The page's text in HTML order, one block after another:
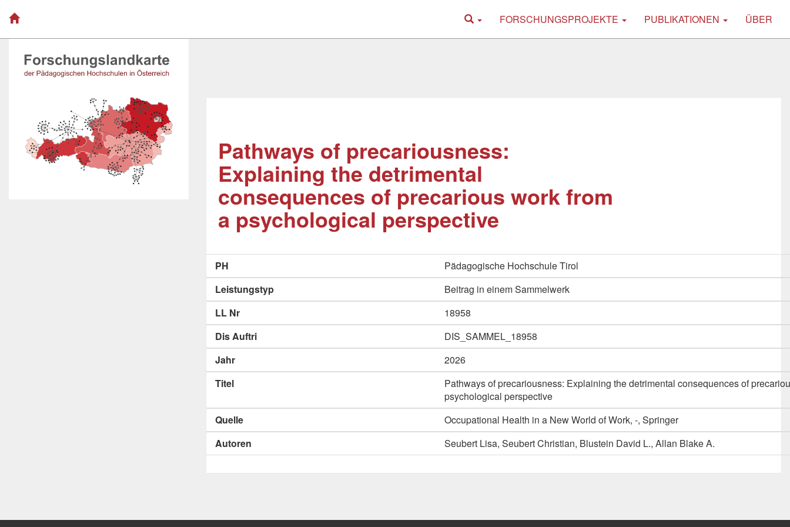
FORSCHUNGSPROJEKTE PUBLIKATIONEN ÜBER
Pathways of precariousness:
Explaining the detrimental
consequences of precarious work from
a psychological perspective
PH
Pädagogische Hochschule Tirol
Leistungstyp
Beitrag in einem Sammelwerk
LL Nr
18958
Dis Auftri
DIS_SAMMEL_18958
Jahr
2026
Titel
Pathways of precariousness: Explaining the detrimental consequences of
psychological perspective
Quelle
Occupational Health in a New World of Work, -, Springer
Autoren
Seubert Lisa, Seubert Christian, Blustein David L., Allan Blake A.